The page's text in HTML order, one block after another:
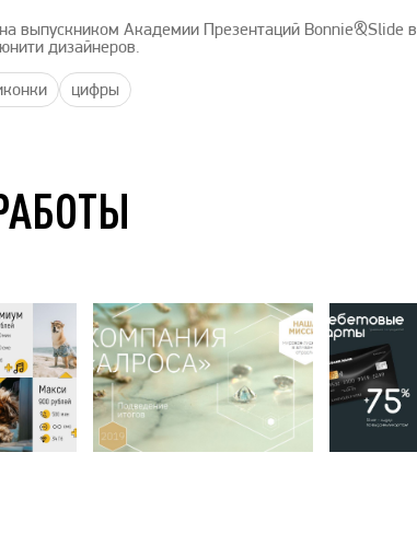
выпускником Академии Презентаций Bonnie&Slide в
дизайнеров.
цифры